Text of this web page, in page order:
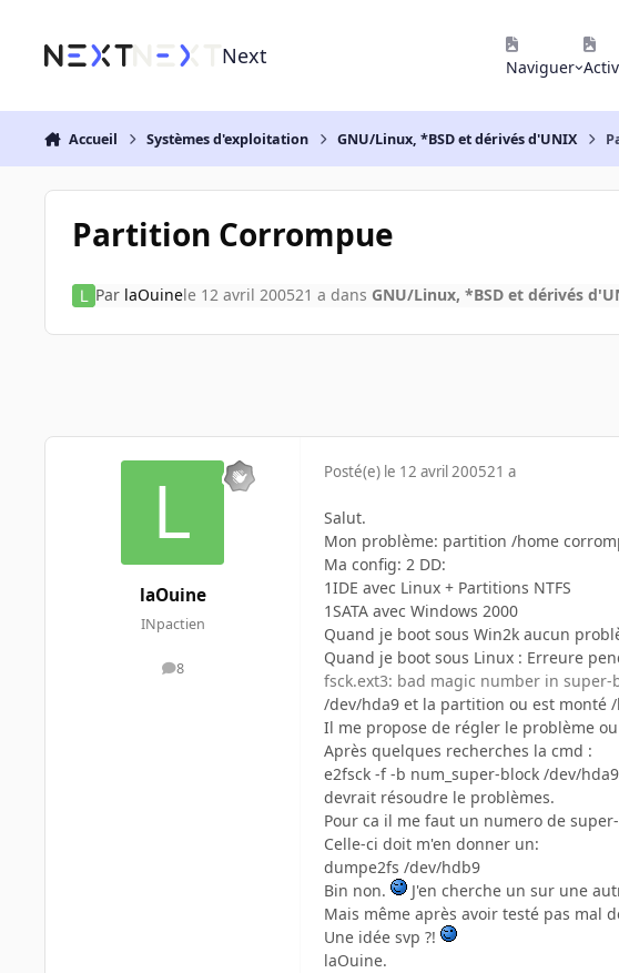
Next Naviguer
Accueil Systèmes d'exploitation GNU/Linux, *BSD et dérivés d'UNIX
Partition Corrompue
Par laOuinele 12 avril 200521 a dans GNU/Linux, *BSD et dérivés
laOuine
INpactien
8
messages
Posté(e) le 12 avril 200521 a
Salut.
Mon problème: partition /home
Ma config: 2 DD:
1IDE avec Linux + Partitions NTFS
1SATA avec Windows 2000
Quand je boot sous Win2k aucun
Quand je boot sous Linux : Erreure
fsck.ext3: bad magic number in
/dev/hda9 et la partition ou est monté
Il me propose de régler le problème
Après quelques recherches la cmd :
e2fsck -f -b num_super-block /dev/hda9
devrait résoudre le problèmes.
Pour ca il me faut un numero de
Celle-ci doit m'en donner un:
dumpe2fs /dev/hdb9
Bin non.
J'en cherche un sur une
Mais même après avoir testé pas mal
Une idée svp ?!
laOuine.